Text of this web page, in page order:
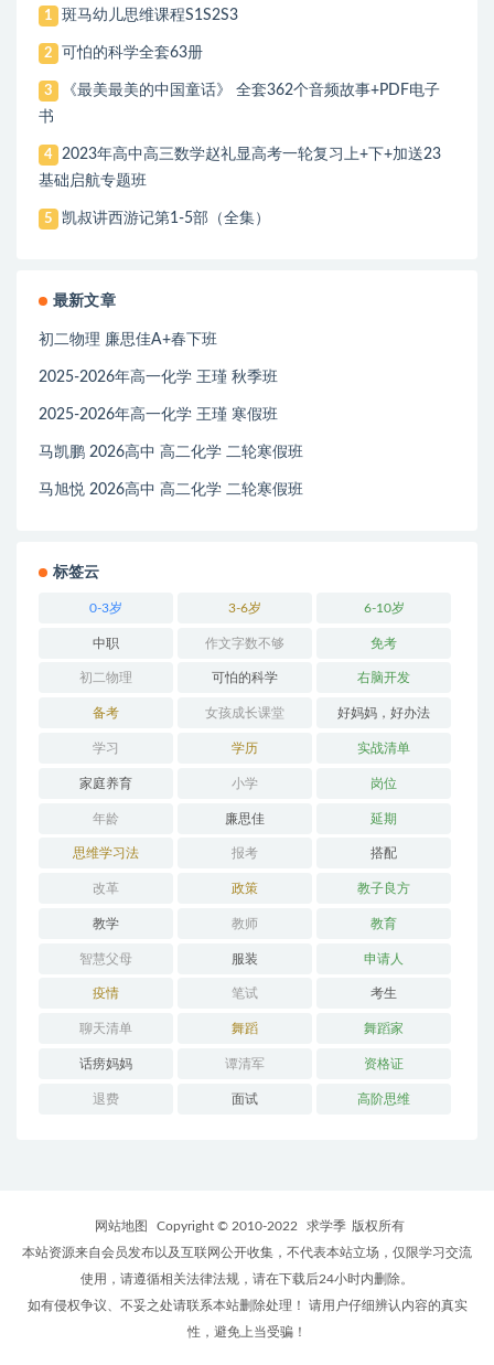
1 斑马幼儿思维课程S1S2S3
2 可怕的科学全套63册
3
《最美最美的中国童话》 全套362个音频故事+PDF电子
书
4
2023年高中高三数学赵礼显高考一轮复习上+下+加送23
基础启航专题班
5 凯叔讲西游记第1-5部（全集）
最新文章
初二物理 廉思佳A+春下班
2025-2026年高一化学 王瑾 秋季班
2025-2026年高一化学 王瑾 寒假班
马凯鹏 2026高中 高二化学 二轮寒假班
马旭悦 2026高中 高二化学 二轮寒假班
标签云
0-3岁 3-6岁 6-10岁
中职 作文字数不够 免考
初二物理 可怕的科学 右脑开发
备考 女孩成长课堂 好妈妈，好办法
学习 学历 实战清单
家庭养育 小学 岗位
年龄 廉思佳 延期
思维学习法 报考 搭配
改革 政策 教子良方
教学 教师 教育
智慧父母 服装 申请人
疫情 笔试 考生
聊天清单 舞蹈 舞蹈家
话痨妈妈 谭清军 资格证
退费 面试 高阶思维
网站地图 Copyright © 2010-2022 求学季 版权所有
本站资源来自会员发布以及互联网公开收集，不代表本站立场，仅限学习交流
使用，请遵循相关法律法规，请在下载后24小时内删除。
如有侵权争议、不妥之处请联系本站删除处理！ 请用户仔细辨认内容的真实
性，避免上当受骗！